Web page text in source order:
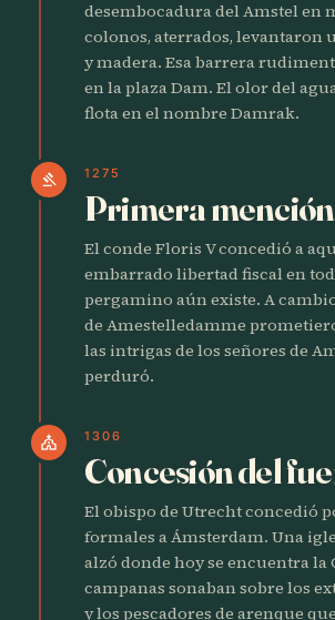
desembocadura del Amstel en
colonos, aterrados, levantaron
y madera. Esa barrera
en la plaza Dam. El olor del
flota en el nombre Damrak.
gavel 1275
Primera
El conde Floris V concedió a
embarrado libertad fiscal en
pergamino aún existe. A
de Amestelledamme
las intrigas de los señores de
perduró.
church 1306
Concesión del
El obispo de Utrecht concedió
formales a Ámsterdam. Una
alzó donde hoy se encuentra la
campanas sonaban sobre los
y los pescadores de arenque